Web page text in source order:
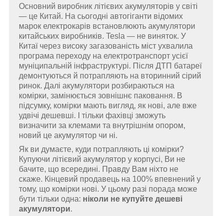
Основний виробник літієвих акумуляторів у світі
— це Китай. На сьогодні автогіганти відомих
марок електрокарів встановлюють акумулятори
китайських виробників. Tesla — не виняток. У
Китаї через високу загазованість міст ухвалила
програма переходу на електротранспорт усієї
муніципальній інфраструктурі. Після ДТП батареї
демонтуються й потрапляють на вторинний сірий
ринок. Далі акумулятори розбираються на
комірки, замінюється зовнішнє паковання. В
підсумку, комірки мають вигляд, як нові, але вже
удвічі дешевші. І тільки фахівці зможуть
визначити за клемами та внутрішнім опором,
новий це акумулятор чи ні.
Як ви думаєте, куди потрапляють ці комірки?
Купуючи літієвий акумулятор у корпусі, Ви не
бачите, що всередині. Правду Вам ніхто не
скаже. Кінцевий продавець на 100% впевнений у
тому, що комірки нові. У цьому разі порада може
бути тільки одна: ніколи не купуйте дешеві
акумулятори.